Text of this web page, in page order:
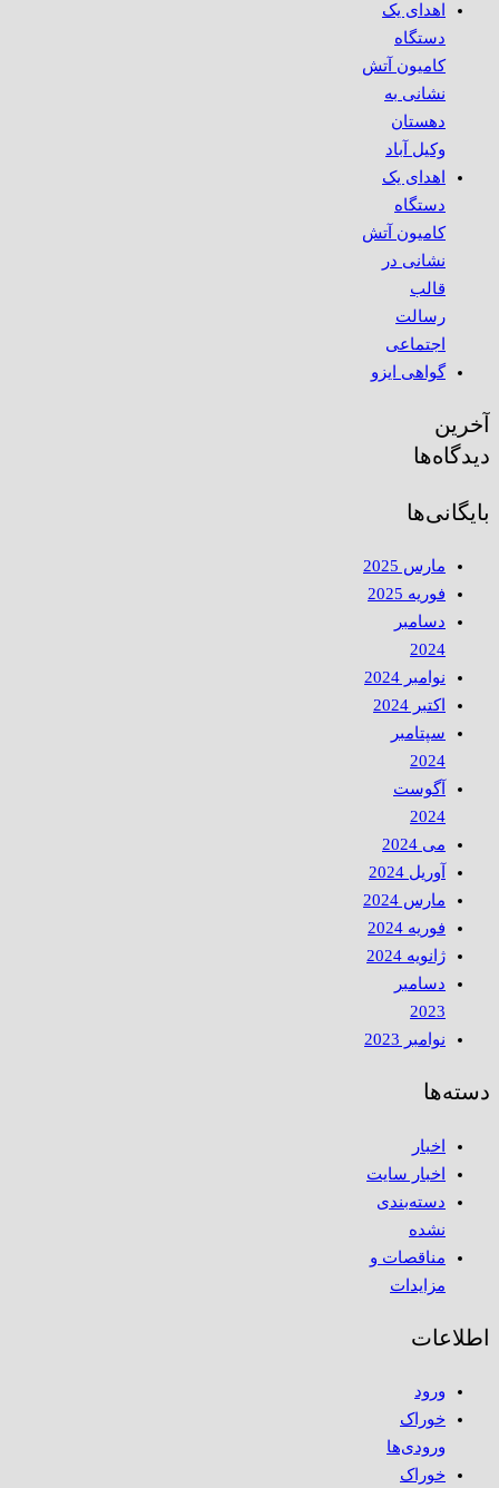
اهدای یک
دستگاه
کامیون آتش
نشانی به
دهستان
وکیل آباد
اهدای یک
دستگاه
کامیون آتش
نشانی در
قالب
رسالت
اجتماعی
گواهی ایزو
آخرین
دیدگاه‌ها
بایگانی‌ها
مارس 2025
فوریه 2025
دسامبر
2024
نوامبر 2024
اکتبر 2024
سپتامبر
2024
آگوست
2024
می 2024
آوریل 2024
مارس 2024
فوریه 2024
ژانویه 2024
دسامبر
2023
نوامبر 2023
دسته‌ها
اخبار
اخبار سایت
دسته‌بندی
نشده
مناقصات و
مزایدات
اطلاعات
ورود
خوراک
ورودی‌ها
خوراک